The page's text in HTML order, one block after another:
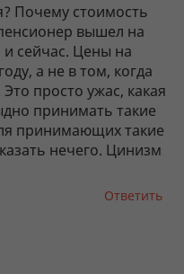
Почему стоимость
вышел на
сейчас. Цены на
а не в том, когда
просто ужас, какая
принимать такие
принимающих такие
нечего. Цинизм
Ответить